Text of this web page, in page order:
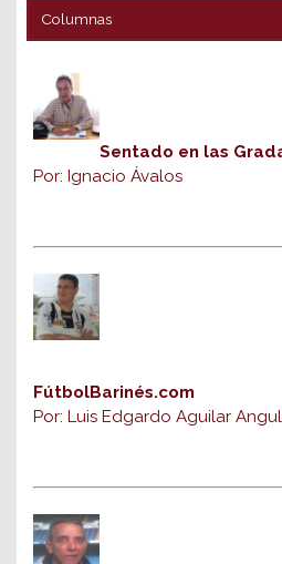
Columnas
Sentado en las
Por: Ignacio Ávalos
FútbolBarinés.com
Por: Luis Edgardo Aguilar